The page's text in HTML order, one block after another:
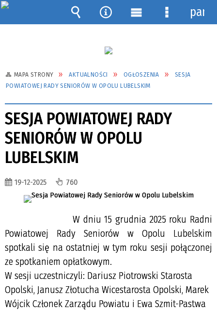
MAPA STRONY AKTUALNOŚCI OGŁOSZENIA
SESJA
POWIATOWEJ RADY SENIORÓW W OPOLU LUBELSKIM
SESJA POWIATOWEJ RADY
SENIORÓW W OPOLU
LUBELSKIM
19-12-2025 760
W dniu 15 grudnia 2025 roku Radni
Powiatowej Rady Seniorów w Opolu Lubelskim
spotkali się na ostatniej w tym roku sesji połączonej
ze spotkaniem opłatkowym.
W sesji uczestniczyli: Dariusz Piotrowski Starosta
Opolski, Janusz Złotucha Wicestarosta Opolski, Marek
Wójcik Członek Zarządu Powiatu i Ewa Szmit-Pastwa
Wyszukiwarka
Narzędzia
Menu Menu
panel